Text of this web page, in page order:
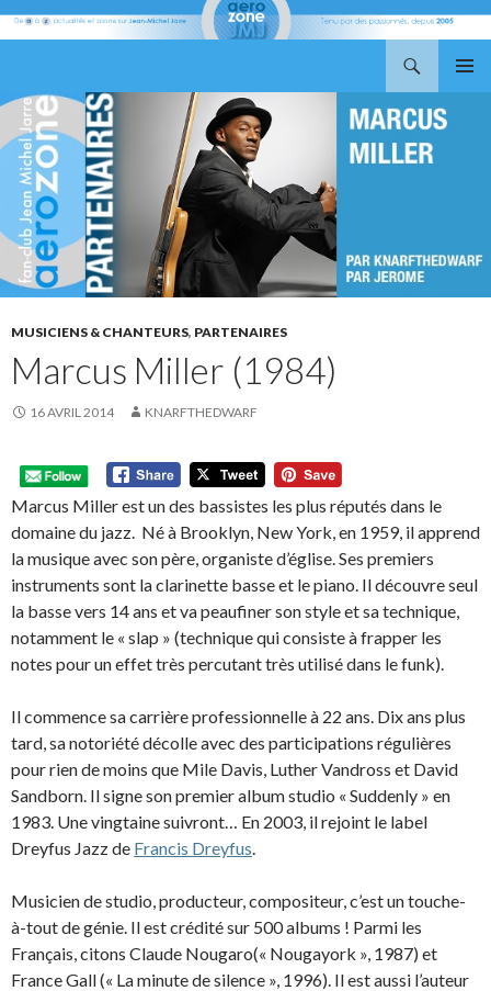
AU
CONTENU
MUSICIENS & CHANTEURS, PARTENAIRES
Marcus Miller (1984)
16 AVRIL 2014 KNARFTHEDWARF
Marcus Miller est un des bassistes les plus réputés dans le
domaine du jazz. Né à Brooklyn, New York, en 1959, il apprend
la musique avec son père, organiste d’église. Ses premiers
instruments sont la clarinette basse et le piano. Il découvre seul
la basse vers 14 ans et va peaufiner son style et sa technique,
notamment le « slap » (technique qui consiste à frapper les
notes pour un effet très percutant très utilisé dans le funk).
Il commence sa carrière professionnelle à 22 ans. Dix ans plus
tard, sa notoriété décolle avec des participations régulières
pour rien de moins que Mile Davis, Luther Vandross et David
Sandborn. Il signe son premier album studio « Suddenly » en
1983. Une vingtaine suivront… En 2003, il rejoint le label
Dreyfus Jazz de Francis Dreyfus.
Musicien de studio, producteur, compositeur, c’est un touche-
à-tout de génie. Il est crédité sur 500 albums ! Parmi les
Français, citons Claude Nougaro(« Nougayork », 1987) et
France Gall (« La minute de silence », 1996). Il est aussi l’auteur